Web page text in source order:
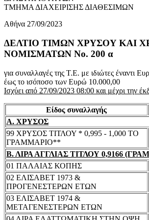
ΤΜΗΜΑ ΔΙΑΧΕΙΡΙΣΗΣ ΔΙΑΘΕΣΙΜΩΝ
Αθήνα 27/09/2023
ΔΕΛΤΙΟ ΤΙΜΩΝ ΧΡΥΣΟΥ ΚΑΙ
ΝΟΜΙΣΜΑΤΩΝ No. 200 α
για συναλλαγές της Τ.Ε. με ιδιώτες έναντι
έως το ισόποσο των Ευρώ 10.000,00
Ισχύει από 27/09/2023 08:00 και μέχρι την
Είδος συναλλαγής
Α. ΧΡΥΣΟΣ
99 ΧΡΥΣΟΣ ΤΙΤΛΟΥ * 0,995 - 1,000 ΤΟ
ΓΡΑΜΜΑΡΙΟ**
Β. ΛΙΡΑ ΑΓΓΛΙΑΣ ΤΙΤΛΟΥ 0,9166 (ΓΡΑΜ.
01 ΠΑΛΑΙΑΣ ΚΟΠΗΣ
02 ΕΛΙΣΑΒΕΤ 1973 &
ΠΡΟΓΕΝΕΣΤΕΡΩΝ ΕΤΩΝ
03 ΕΛΙΣΑΒΕΤ 1974 &
ΜΕΤΑΓΕΝΕΣΤΕΡΩΝ ΕΤΩΝ